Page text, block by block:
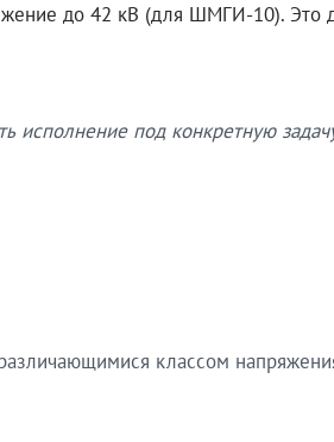
до 42 кВ (для ШМГИ-10). Это
под конкретную
классом